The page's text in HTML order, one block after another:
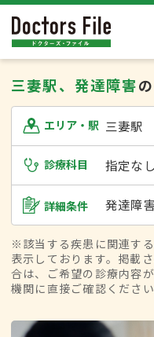
三妻駅、発達障害
エリア・駅 三妻駅
診療科目 指定なし
詳細条件 発達障
※該当する疾患に関連す
表示しております。掲載
合は、ご希望の診療内容
機関に直接ご確認ください